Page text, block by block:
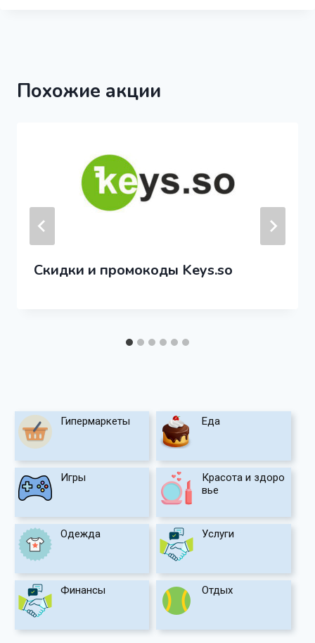
Похожие акции
Скидки и промокоды Keys.so
Гипермаркеты Еда
Игры
Красота и здоро
вье
Одежда Услуги
Финансы Отдых